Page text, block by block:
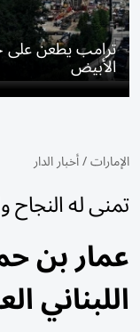
ترامب يطعن على
الأبيض
الإمارات/أخبار الدار
تمنى له
عمار بن
اللبناني